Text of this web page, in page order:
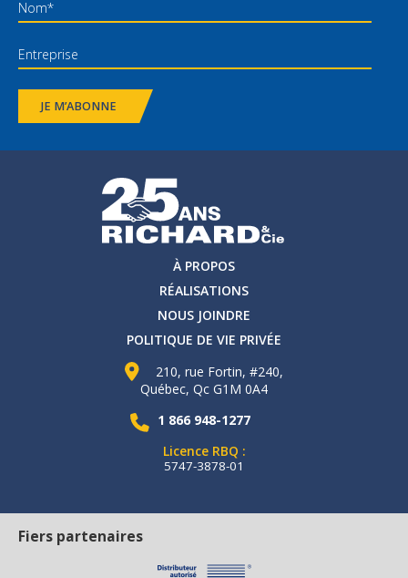
JE M’ABONNE
À PROPOS
RÉALISATIONS
NOUS JOINDRE
POLITIQUE DE VIE PRIVÉE
210, rue Fortin, #240,
Québec, Qc G1M 0A4
1 866 948-1277
Licence RBQ :
5747-3878-01
Fiers partenaires